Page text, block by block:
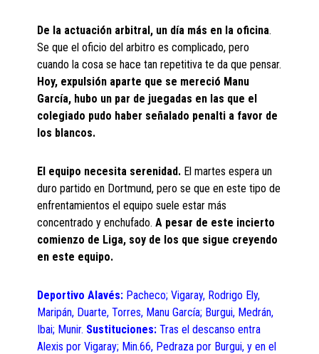
De la actuación arbitral, un día más en la oficina.
Se que el oficio del arbitro es complicado, pero
cuando la cosa se hace tan repetitiva te da que pensar.
Hoy, expulsión aparte que se mereció Manu
García, hubo un par de juegadas en las que el
colegiado pudo haber señalado penalti a favor de
los blancos.
El equipo necesita serenidad. El martes espera un
duro partido en Dortmund, pero se que en este tipo de
enfrentamientos el equipo suele estar más
concentrado y enchufado.A pesar de este incierto
comienzo de Liga, soy de los que sigue creyendo
en este equipo.
Deportivo Alavés: Pacheco; Vigaray, Rodrigo Ely,
Maripán, Duarte, Torres, Manu García; Burgui, Medrán,
Ibai; Munir. Sustituciones: Tras el descanso entra
Alexis por Vigaray; Min.66, Pedraza por Burgui, y en el